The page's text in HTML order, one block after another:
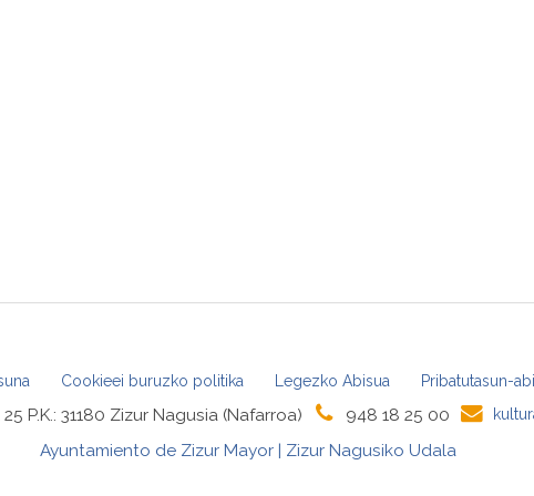
Cookieei buruzko politika Legezko Abisua Pribatutasun-
P.K.: 31180 Zizur Nagusia (Nafarroa) 948 18 25 00
Ayuntamiento de Zizur Mayor | Zizur Nagusiko Udala